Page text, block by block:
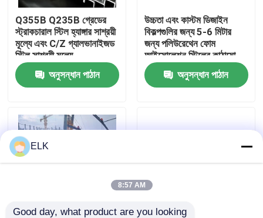
গুণমান নিয়ন্ত্রণ
আমাদের সাথে যোগাযোগ
মামলা
ইস্পাত কাঠামো গুদাম
Q355B Q235B গ্রেডের
স্ট্রাকচারাল স্টিল হ্যাঙ্গার সাশ্রয়ী
মূল্যে এবং C/Z গ্যালভানাইজড
স্টিল সাশ্রয়ী মূল্যে
অনুসন্ধান পাঠান
উচ্চতা এবং কাস্টম ডিজাইন
বিকল্পগুলির জন্য 5-6 মিটার
জন্য পলিউরেথেন ফোম
আইসোলেশন স্টিলের কাঠামো
অনুসন্ধান পাঠান
ELK
8:57 AM
Good day, what product are you looking